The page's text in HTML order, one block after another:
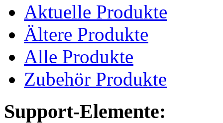
Aktuelle Produkte
Ältere Produkte
Alle Produkte
Zubehör Produkte
Support-Elemente: